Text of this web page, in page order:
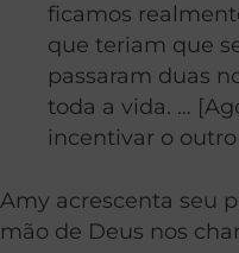
ficamos
que teriam que
passaram duas
toda a vida. …
incentivar o outro
Amy acrescenta seu
mão de Deus nos